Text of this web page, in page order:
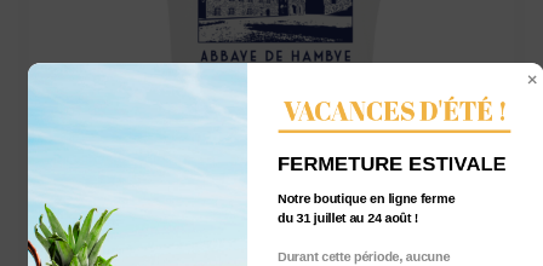
VACANCES D'ÉTÉ !
Notre boutique en ligne ferme
du 31 juillet au 24 août !
Durant cette période, aucune
FERMETURE ESTIVALE